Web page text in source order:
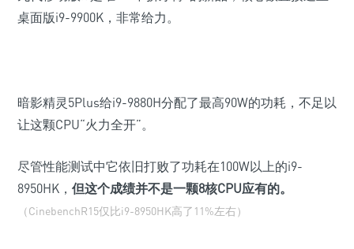
桌面版i9-9900K，非常给力。
暗影精灵5Plus给i9-9880H分配了最高90W的功耗，不足以
让这颗CPU“火力全开”。
尽管性能测试中它依旧打败了功耗在100W以上的i9-
8950HK， 但这个成绩并不是一颗8核CPU应有的。
（CinebenchR15仅比i9-8950HK高了11%左右）